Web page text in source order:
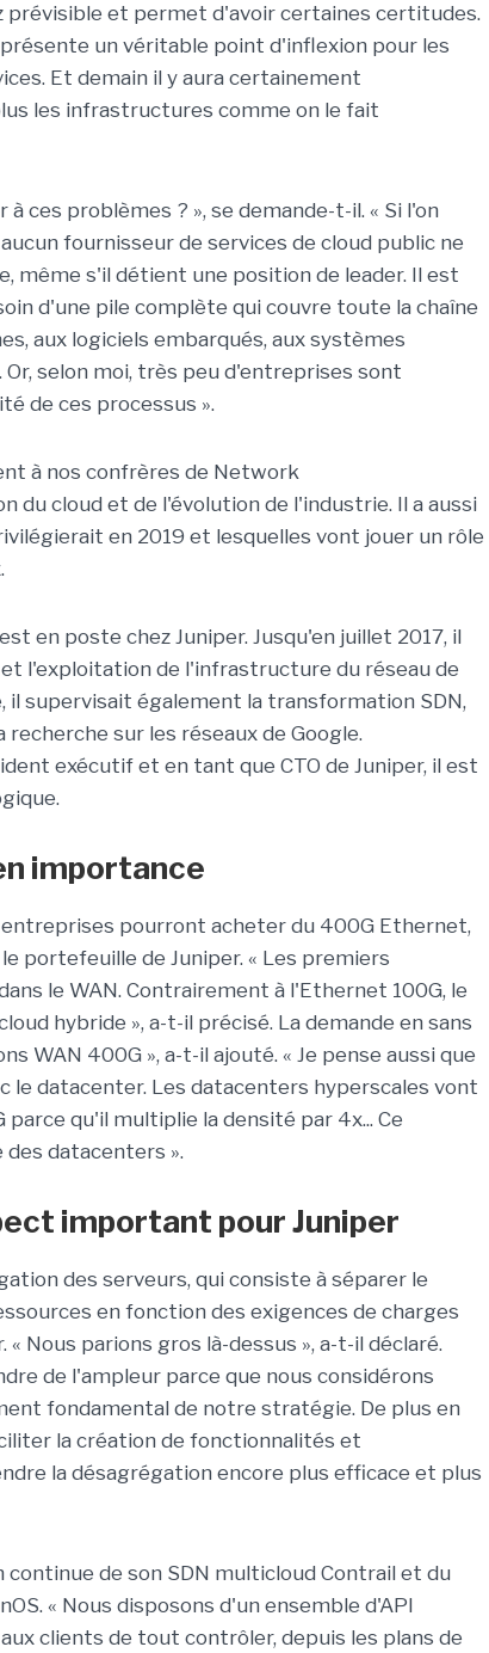
prévisible et permet d'avoir certaines certitudes.
un véritable point d'inflexion pour les
Et demain il y aura certainement
les infrastructures comme on le fait
ces problèmes ? », se demande-t-il. « Si l'on
fournisseur de services de cloud public ne
même s'il détient une position de leader. Il est
d'une pile complète qui couvre toute la chaîne
aux logiciels embarqués, aux systèmes
selon moi, très peu d'entreprises sont
de ces processus ».
à nos confrères de Network
du cloud et de l'évolution de l'industrie. Il a aussi
en 2019 et lesquelles vont jouer un rôle
en poste chez Juniper. Jusqu'en juillet 2017, il
l'exploitation de l'infrastructure du réseau de
il supervisait également la transformation SDN,
sur les réseaux de Google.
exécutif et en tant que CTO de Juniper, il est
importance
entreprises pourront acheter du 400G Ethernet,
portefeuille de Juniper. « Les premiers
le WAN. Contrairement à l'Ethernet 100G, le
hybride », a-t-il précisé. La demande en sans
WAN 400G », a-t-il ajouté. « Je pense aussi que
le datacenter. Les datacenters hyperscales vont
qu'il multiplie la densité par 4x... Ce
datacenters ».
important pour Juniper
des serveurs, qui consiste à séparer le
en fonction des exigences de charges
Nous parions gros là-dessus », a-t-il déclaré.
de l'ampleur parce que nous considérons
fondamental de notre stratégie. De plus en
la création de fonctionnalités et
la désagrégation encore plus efficace et plus
continue de son SDN multicloud Contrail et du
« Nous disposons d'un ensemble d'API
clients de tout contrôler, depuis les plans de